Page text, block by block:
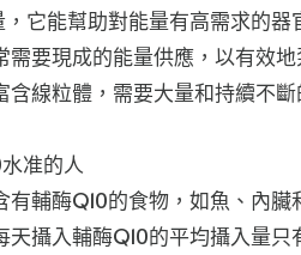
它能幫助對能量有高需求的
需要現成的能量供應，以有效
線粒體，需要大量和持續不
准的人
有輔酶Q10的食物，如魚、內
天攝入輔酶Q10的平均攝入量